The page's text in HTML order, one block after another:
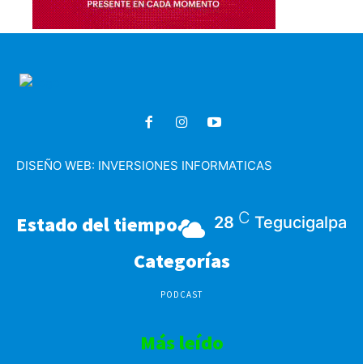
DISEÑO WEB: INVERSIONES INFORMATICAS
Estado del tiempo 28 C Tegucigalpa
Categorías
PODCAST
Más leído